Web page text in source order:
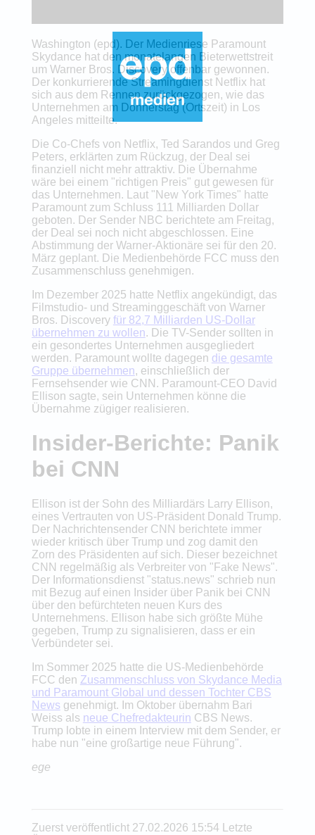
Washington (epd). Der Medienriese Paramount
Skydance hat den monatelangen Bieterwettstreit
um Warner Bros. Discovery offenbar gewonnen.
Der konkurrierende Streamingdienst Netflix hat
sich aus dem Rennen zurückgezogen, wie das
Unternehmen am Donnerstag (Ortszeit) in Los
Angeles mitteilte.
Die Co-Chefs von Netflix, Ted Sarandos und Greg
Peters, erklärten zum Rückzug, der Deal sei
finanziell nicht mehr attraktiv. Die Übernahme
wäre bei einem "richtigen Preis" gut gewesen für
das Unternehmen. Laut "New York Times" hatte
Paramount zum Schluss 111 Milliarden Dollar
geboten. Der Sender NBC berichtete am Freitag,
der Deal sei noch nicht abgeschlossen. Eine
Abstimmung der Warner-Aktionäre sei für den 20.
März geplant. Die Medienbehörde FCC muss den
Zusammenschluss genehmigen.
Im Dezember 2025 hatte Netflix angekündigt, das
Filmstudio- und Streaminggeschäft von Warner
Bros. Discovery für 82,7 Milliarden US-Dollar
übernehmen zu wollen. Die TV-Sender sollten in
ein gesondertes Unternehmen ausgegliedert
werden. Paramount wollte dagegen die gesamte
Gruppe übernehmen, einschließlich der
Fernsehsender wie CNN. Paramount-CEO David
Ellison sagte, sein Unternehmen könne die
Übernahme zügiger realisieren.
Insider-Berichte: Panik
bei CNN
Ellison ist der Sohn des Milliardärs Larry Ellison,
eines Vertrauten von US-Präsident Donald Trump.
Der Nachrichtensender CNN berichtete immer
wieder kritisch über Trump und zog damit den
Zorn des Präsidenten auf sich. Dieser bezeichnet
CNN regelmäßig als Verbreiter von "Fake News".
Der Informationsdienst "status.news" schrieb nun
mit Bezug auf einen Insider über Panik bei CNN
über den befürchteten neuen Kurs des
Unternehmens. Ellison habe sich größte Mühe
gegeben, Trump zu signalisieren, dass er ein
Verbündeter sei.
Im Sommer 2025 hatte die US-Medienbehörde
FCC den Zusammenschluss von Skydance Media
und Paramount Global und dessen Tochter CBS
News genehmigt. Im Oktober übernahm Bari
Weiss als neue Chefredakteurin CBS News.
Trump lobte in einem Interview mit dem Sender, er
habe nun "eine großartige neue Führung".
ege
Zuerst veröffentlicht 27.02.2026 15:54 Letzte